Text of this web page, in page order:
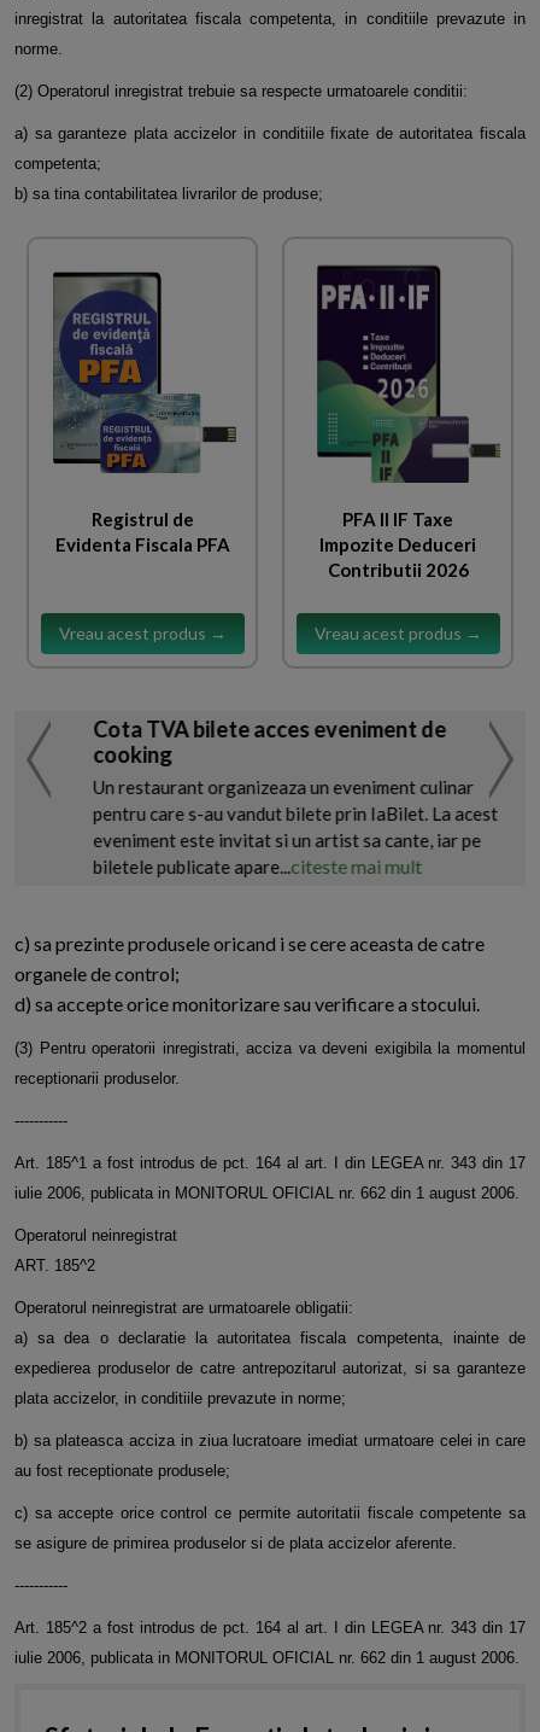
inregistrat la autoritatea fiscala competenta, in conditiile prevazute in
norme.
(2) Operatorul inregistrat trebuie sa respecte urmatoarele conditii:
a) sa garanteze plata accizelor in conditiile fixate de autoritatea fiscala
competenta;
b) sa tina contabilitatea livrarilor de produse;
Registrul de
Evidenta Fiscala PFA
Vreau acest produs →
PFA II IF Taxe
Impozite Deduceri
Contributii 2026
Vreau acest produs →
Cota TVA bilete acces eveniment de
cooking
Un restaurant organizeaza un eveniment culinar
pentru care s-au vandut bilete prin IaBilet. La acest
eveniment este invitat si un artist sa cante, iar pe
biletele publicate apare...citeste mai mult
c) sa prezinte produsele oricand i se cere aceasta de catre
organele de control;
d) sa accepte orice monitorizare sau verificare a stocului.
(3) Pentru operatorii inregistrati, acciza va deveni exigibila la momentul
receptionarii produselor.
-----------
Art. 185^1 a fost introdus de pct. 164 al art. I din LEGEA nr. 343 din 17
iulie 2006, publicata in MONITORUL OFICIAL nr. 662 din 1 august 2006.
Operatorul neinregistrat
ART. 185^2
Operatorul neinregistrat are urmatoarele obligatii:
a) sa dea o declaratie la autoritatea fiscala competenta, inainte de
expedierea produselor de catre antrepozitarul autorizat, si sa garanteze
plata accizelor, in conditiile prevazute in norme;
b) sa plateasca acciza in ziua lucratoare imediat urmatoare celei in care
au fost receptionate produsele;
c) sa accepte orice control ce permite autoritatii fiscale competente sa
se asigure de primirea produselor si de plata accizelor aferente.
-----------
Art. 185^2 a fost introdus de pct. 164 al art. I din LEGEA nr. 343 din 17
iulie 2006, publicata in MONITORUL OFICIAL nr. 662 din 1 august 2006.